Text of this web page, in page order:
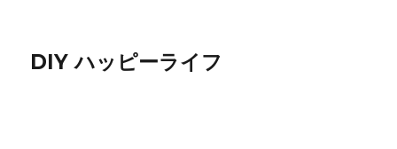
DIY ハッピーライフ